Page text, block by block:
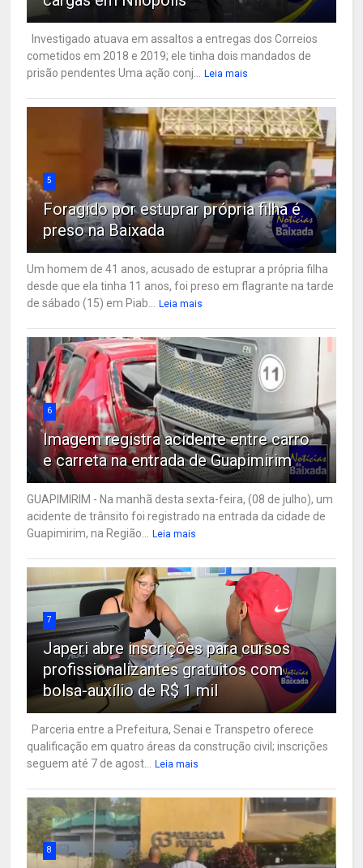
Investigado atuava em assaltos a entregas dos Correios
cometidos em 2018 e 2019; ele tinha dois mandados de
prisão pendentes Uma ação conj... Leia mais
5
Foragido por estuprar própria filha é
preso na Baixada
Um homem de 41 anos, acusado de estuprar a própria filha
desde que ela tinha 11 anos, foi preso em flagrante na tarde
de sábado (15) em Piab... Leia mais
6
Imagem registra acidente entre carro
e carreta na entrada de Guapimirim
GUAPIMIRIM - Na manhã desta sexta-feira, (08 de julho), um
acidente de trânsito foi registrado na entrada da cidade de
Guapimirim, na Região... Leia mais
7
Japeri abre inscrições para cursos
profissionalizantes gratuitos com
bolsa-auxílio de R$ 1 mil
Parceria entre a Prefeitura, Senai e Transpetro oferece
qualificação em quatro áreas da construção civil; inscrições
seguem até 7 de agost... Leia mais
8